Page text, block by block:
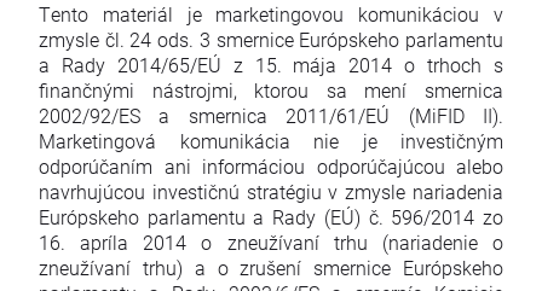
Tento materiál je marketingovou komunikáciou v
zmysle čl. 24 ods. 3 smernice Európskeho parlamentu
a Rady 2014/65/EÚ z 15. mája 2014 o trhoch s
finančnými nástrojmi, ktorou sa mení smernica
2002/92/ES a smernica 2011/61/EÚ (MiFID II).
Marketingová komunikácia nie je investičným
odporúčaním ani informáciou odporúčajúcou alebo
navrhujúcou investičnú stratégiu v zmysle nariadenia
Európskeho parlamentu a Rady (EÚ) č. 596/2014 zo
16. apríla 2014 o zneužívaní trhu (nariadenie o
zneužívaní trhu) a o zrušení smernice Európskeho